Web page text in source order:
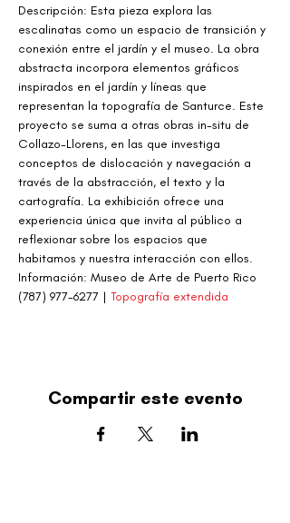
Descripción: Esta pieza explora las
escalinatas como un espacio de transición y
conexión entre el jardín y el museo. La obra
abstracta incorpora elementos gráficos
inspirados en el jardín y líneas que
representan la topografía de Santurce. Este
proyecto se suma a otras obras in-situ de
Collazo-Llorens, en las que investiga
conceptos de dislocación y navegación a
través de la abstracción, el texto y la
cartografía. La exhibición ofrece una
experiencia única que invita al público a
reflexionar sobre los espacios que
habitamos y nuestra interacción con ellos.
Información: Museo de Arte de Puerto Rico
(787) 977-6277 | Topografía extendida
Compartir este evento